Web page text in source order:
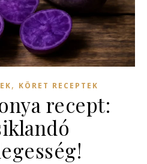
, KÖRET RECEPTEK
recept: